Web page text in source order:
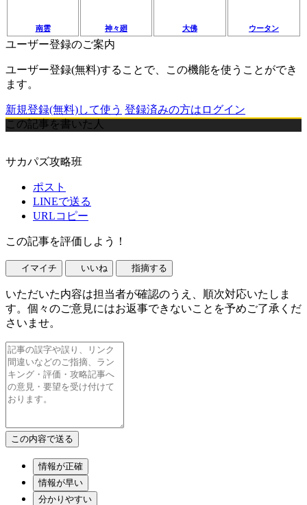
南雲 神々廻 大佛 ウータン
ユーザー登録のご案内
ユーザー登録(無料)することで、この機能を使うことができ
ます。
新規登録(無料)して使う 登録済みの方はログイン
この記事を書いた人
サカパズ攻略班
ポスト
LINEで送る
URLコピー
この記事を評価しよう！
イマイチ いいね 指摘する
いただいた内容は担当者が確認のうえ、順次対応いたしま
す。個々のご意見にはお返事できないことを予めご了承くだ
さいませ。
情報が正確
情報が早い
分かりやすい